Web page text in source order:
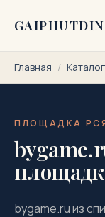
Главная /
ПЛОЩАДКА
bygame.ru из